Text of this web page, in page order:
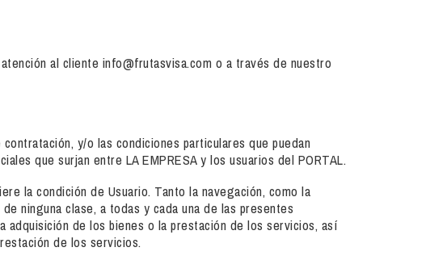
al cliente info@frutasvisa.com o a través de nuestro
y/o las condiciones particulares que puedan
que surjan entre LA EMPRESA y los usuarios del PORTAL.
la condición de Usuario. Tanto la navegación, como la
ninguna clase, a todas y cada una de las presentes
de los bienes o la prestación de los servicios, así
de los servicios.